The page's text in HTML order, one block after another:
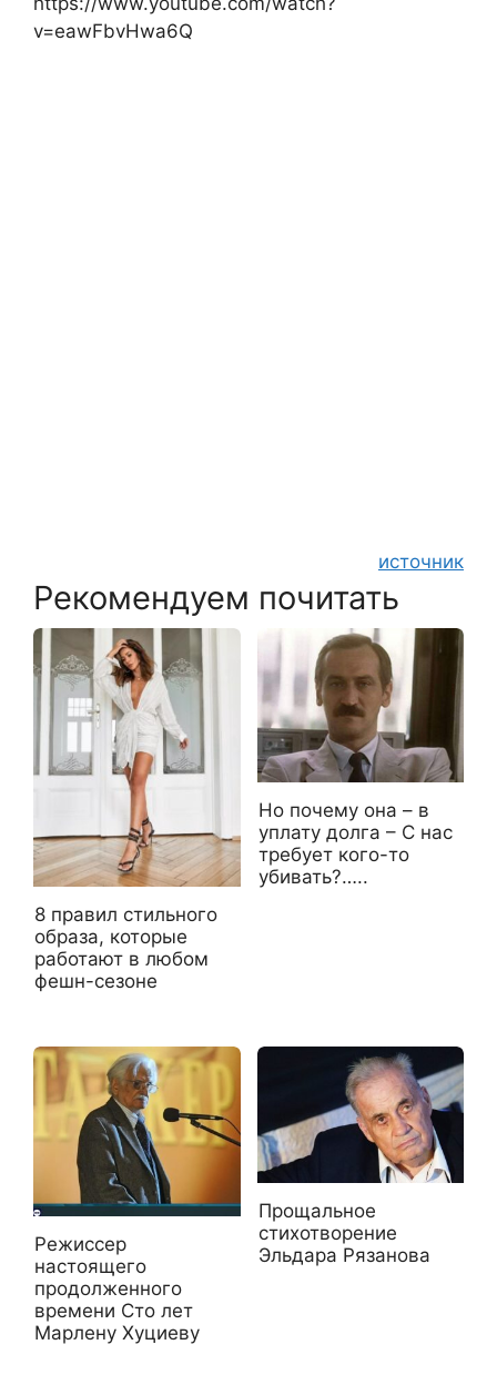
v=eawFbvHwa6Q
источник
Рекомендуем почитать
8 правил стильного
образа, которые
работают в любом
фешн-сезоне
Но почему она – в
уплату долга – С нас
требует кого-то
убивать?…..
Режиссер
настоящего
продолженного
времени Сто лет
Марлену Хуциеву
Прощальное
стихотворение
Эльдара Рязанова